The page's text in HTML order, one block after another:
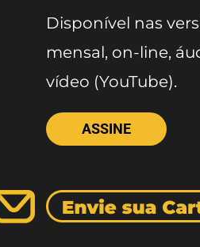
Disponível nas
mensal, on-line,
vídeo (YouTube).
ASSINE